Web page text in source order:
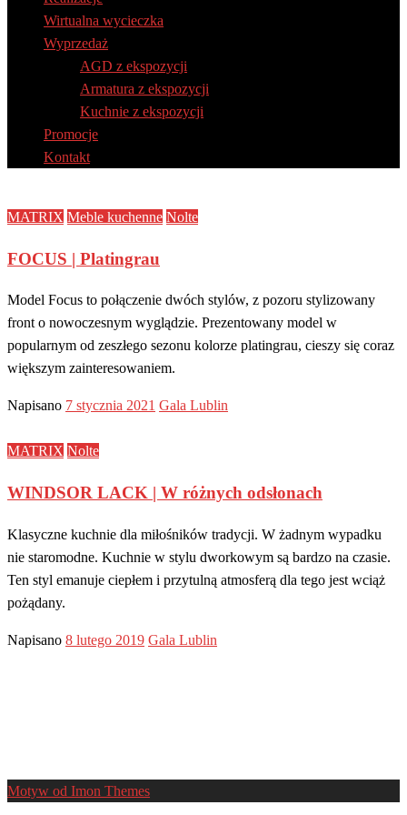
Wirtualna wycieczka
Wyprzedaż
AGD z ekspozycji
Armatura z ekspozycji
Kuchnie z ekspozycji
Promocje
Kontakt
MATRIX Meble kuchenne Nolte
FOCUS | Platingrau
Model Focus to połączenie dwóch stylów, z pozoru stylizowany
front o nowoczesnym wyglądzie. Prezentowany model w
popularnym od zeszłego sezonu kolorze platingrau, cieszy się coraz
większym zainteresowaniem.
Napisano 7 stycznia 2021 Gala Lublin
MATRIX Nolte
WINDSOR LACK | W różnych odsłonach
Klasyczne kuchnie dla miłośników tradycji. W żadnym wypadku
nie staromodne. Kuchnie w stylu dworkowym są bardzo na czasie.
Ten styl emanuje ciepłem i przytulną atmosferą dla tego jest wciąż
pożądany.
Napisano 8 lutego 2019 Gala Lublin
Motyw od Imon Themes